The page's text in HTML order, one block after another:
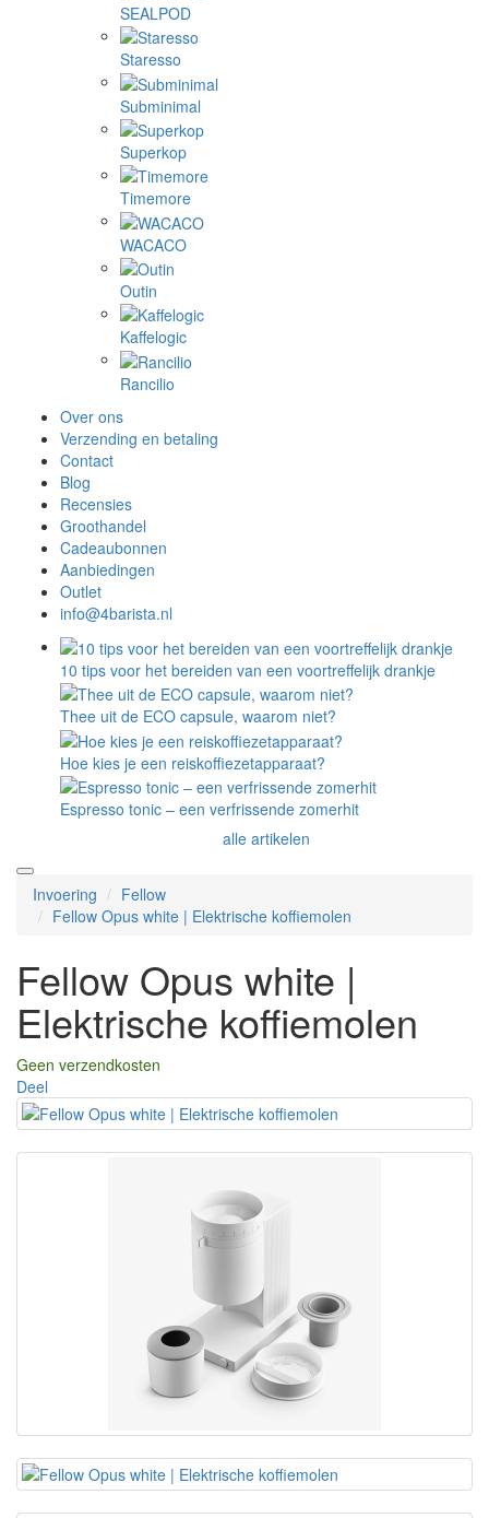
SEALPOD
Staresso
Subminimal
Superkop
Timemore
WACACO
Outin
Kaffelogic
Rancilio
Over ons
Verzending en betaling
Contact
Blog
Recensies
Groothandel
Cadeaubonnen
Aanbiedingen
Outlet
info@4barista.nl
10 tips voor het bereiden van een voortreffelijk drankje
Thee uit de ECO capsule, waarom niet?
Hoe kies je een reiskoffiezetapparaat?
Espresso tonic – een verfrissende zomerhit
alle artikelen
Invoering
Fellow
Fellow Opus white | Elektrische koffiemolen
Fellow Opus white |
Elektrische koffiemolen
Geen verzendkosten
Deel